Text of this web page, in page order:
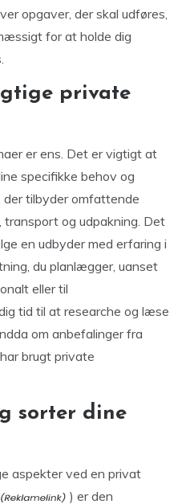
opgaver, der skal udføres,
for at holde dig
private
er ens. Det er vigtigt at
specifikke behov og
tilbyder omfattende
og udpakning. Det
en udbyder med erfaring i
du planlægger, uanset
eller til
tid til at researche og læse
om anbefalinger fra
brugt private
sorter dine
aspekter ved en privat
) er den